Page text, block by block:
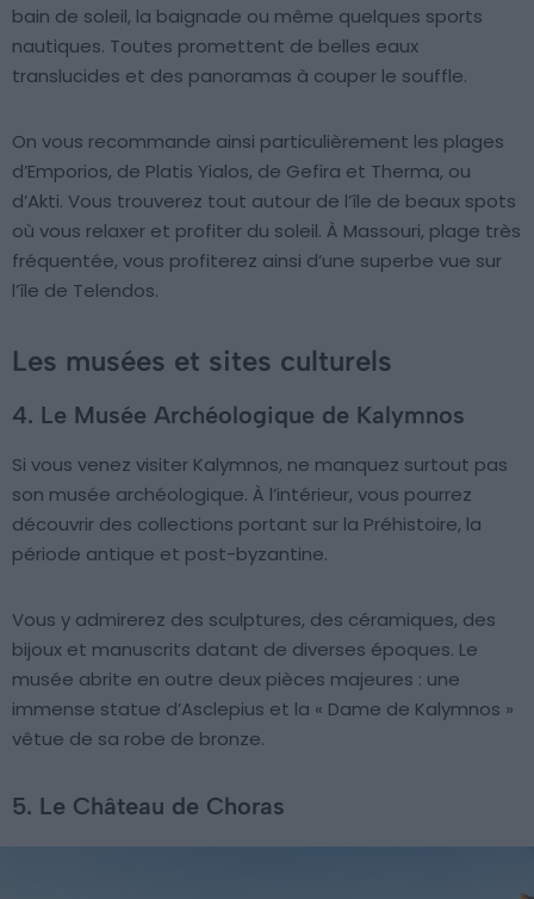
bain de soleil, la baignade ou même quelques sports
nautiques. Toutes promettent de belles eaux
translucides et des panoramas à couper le souffle.
On vous recommande ainsi particulièrement les plages
d’Emporios, de Platis Yialos, de Gefira et Therma, ou
d’Akti. Vous trouverez tout autour de l’île de beaux spots
où vous relaxer et profiter du soleil. À Massouri, plage très
fréquentée, vous profiterez ainsi d’une superbe vue sur
l’île de Telendos.
Les musées et sites culturels
4. Le Musée Archéologique de Kalymnos
Si vous venez visiter Kalymnos, ne manquez surtout pas
son musée archéologique. À l’intérieur, vous pourrez
découvrir des collections portant sur la Préhistoire, la
période antique et post-byzantine.
Vous y admirerez des sculptures, des céramiques, des
bijoux et manuscrits datant de diverses époques. Le
musée abrite en outre deux pièces majeures : une
immense statue d’Asclepius et la « Dame de Kalymnos »
vêtue de sa robe de bronze.
5. Le Château de Choras